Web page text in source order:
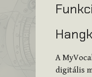
A
digitális